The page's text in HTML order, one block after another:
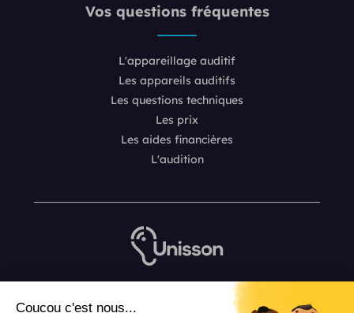
Coucou c'est nous...
Vos questions fréquentes
L'appareillage auditif
Les appareils auditifs
Les questions techniques
Les prix
Les aides financières
L'audition